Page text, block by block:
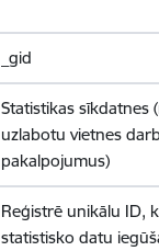
_gid
Statistikas sīkdatnes
uzlabotu vietnes
pakalpojumus)
Reģistrē unikālu ID,
statistisko datu